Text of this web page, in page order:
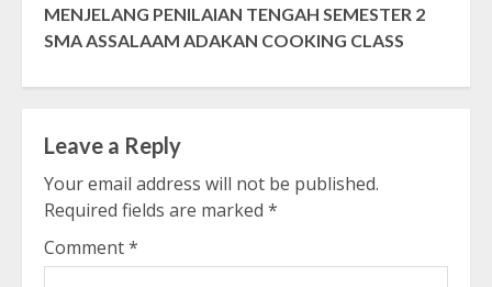
MENJELANG PENILAIAN TENGAH SEMESTER 2
SMA ASSALAAM ADAKAN COOKING CLASS
Leave a Reply
Your email address will not be published.
Required fields are marked *
Comment*